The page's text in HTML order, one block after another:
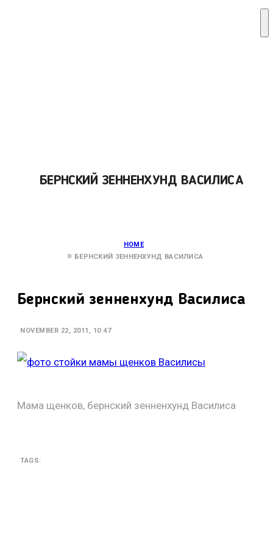
БЕРНСКИЙ ЗЕННЕНХУНД ВАСИЛИСА
HOME
БЕРНСКИЙ ЗЕННЕНХУНД ВАСИЛИСА
Бернский зенненхунд Василиса
NOVEMBER 22, 2011, 10:47
Мама щенков, бернский зенненхунд Василиса
TAGS: